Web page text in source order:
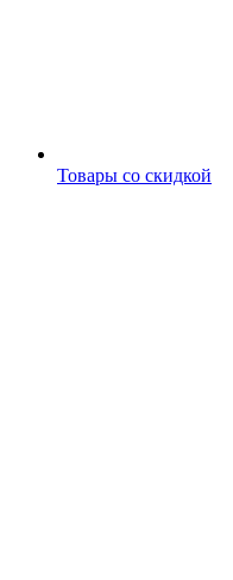
Товары со скидкой